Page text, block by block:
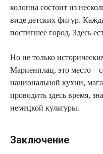
колонна состоит из
виде детских фигур.
постигшее город. Здесь
Но не только
Мариенплац, это место –
национальной кухни,
проводить здесь время,
немецкой культуры.
Заключение